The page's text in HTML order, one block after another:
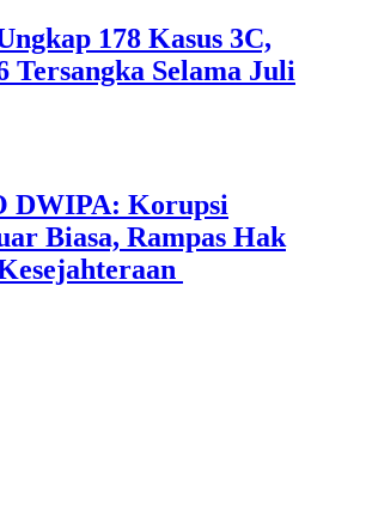
178 Kasus 3C,
Tersangka Selama Juli
DWIPA: Korupsi
Biasa, Rampas Hak